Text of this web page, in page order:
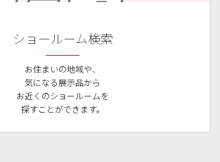
ショールーム検索
お住まいの地域や、
気になる展示品から
お近くのショールームを
探すことができます。